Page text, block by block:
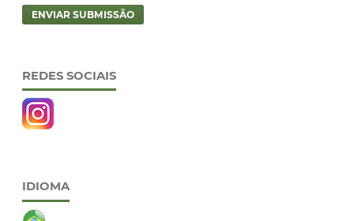
ENVIAR SUBMISSÃO
REDES SOCIAIS
IDIOMA